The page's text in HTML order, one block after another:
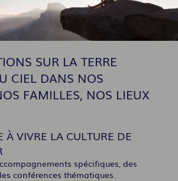
SUR LA TERRE
CIEL DANS NOS
FAMILLES, NOS LIEUX
À VIVRE LA CULTURE DE
spécifiques, des
conférences thématiques.